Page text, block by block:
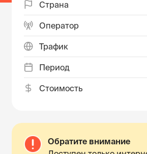
Страна
Оператор
Трафик
Период
Стоимость
Обратите внимание